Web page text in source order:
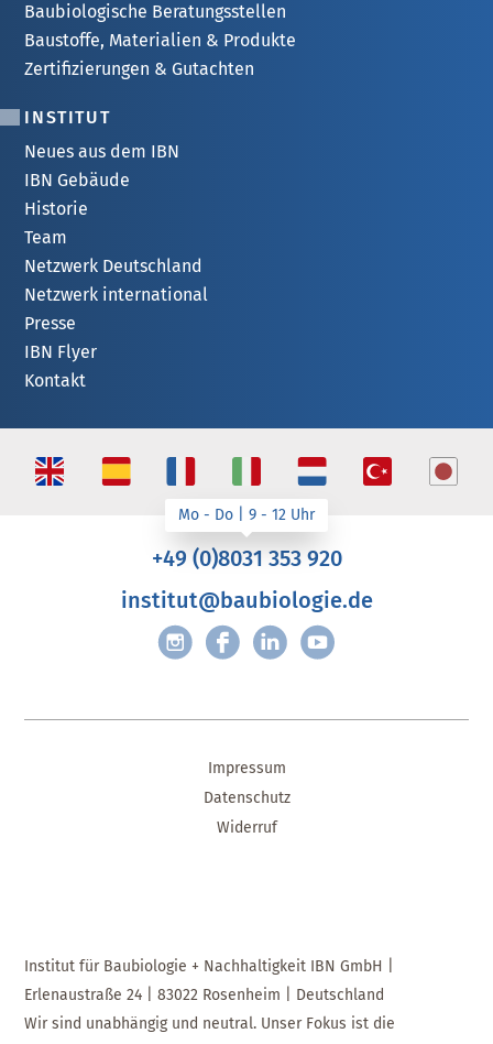
Baubiologische Beratungsstellen
Baustoffe, Materialien & Produkte
Zertifizierungen & Gutachten
INSTITUT
Neues aus dem IBN
IBN Gebäude
Historie
Team
Netzwerk Deutschland
Netzwerk international
Presse
IBN Flyer
Kontakt
+49 (0)8031 353 920
institut@baubiologie.de
Impressum
Datenschutz
Widerruf
Institut für Baubiologie + Nachhaltigkeit IBN GmbH |
Erlenaustraße 24 | 83022 Rosenheim | Deutschland
Wir sind unabhängig und neutral. Unser Fokus ist die